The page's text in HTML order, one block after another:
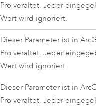
Proveraltet. Jeder
Wert wird ignoriert.
Dieser Parameter ist in
Proveraltet. Jeder
Wert wird ignoriert.
Dieser Parameter ist in
Proveraltet. Jeder